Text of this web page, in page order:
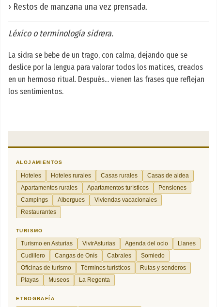
› Restos de manzana una vez prensada.
Léxico o terminología sidrera.
La sidra se bebe de un trago, con calma, dejando que se
deslice por la lengua para valorar todos los matices, creados
en un hermoso ritual. Después... vienen las frases que reflejan
los sentimientos.